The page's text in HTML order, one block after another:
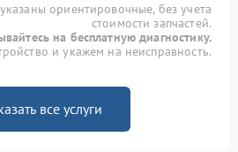
ориентировочные, без учета
стоимости запчастей.
на бесплатную диагностику.
и укажем на неисправность.
все услуги